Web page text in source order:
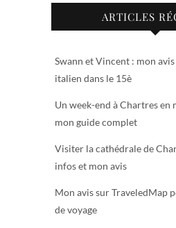
ARTICLES
Swann et Vincent : mon
italien dans le 15è
Un week-end à Chartres en
mon guide complet
Visiter la cathédrale de
infos et mon avis
Mon avis sur TraveledMap
de voyage